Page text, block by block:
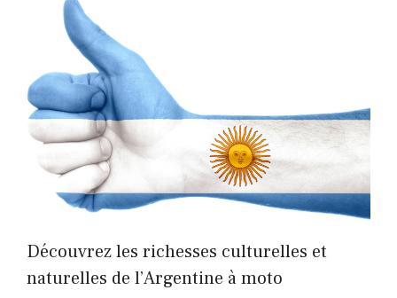
Découvrez les richesses culturelles et
naturelles de l’Argentine à moto